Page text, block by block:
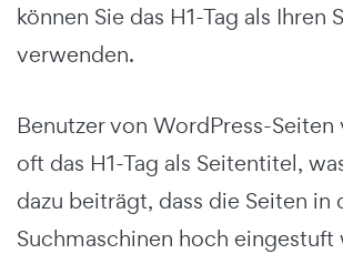
können Sie das H1-Tag als Ihren
verwenden.
Benutzer von WordPress-
oft das H1-Tag als Seitentitel,
dazu beiträgt, dass die Seiten in
Suchmaschinen hoch eingestuft